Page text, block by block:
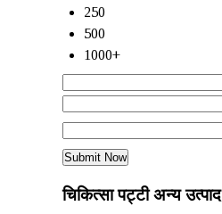
250
500
1000+
चिकित्सा पट्टी अन्य उत्पाद